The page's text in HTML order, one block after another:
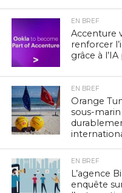
EN BREF
Accenture
renforcer
grâce à
EN BREF
Orange
sous-
EN BREF
L’agence
enquête